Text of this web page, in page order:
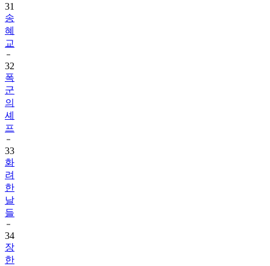
31
송
혜
교
32
폭
군
의
셰
프
33
화
려
한
날
들
34
장
한